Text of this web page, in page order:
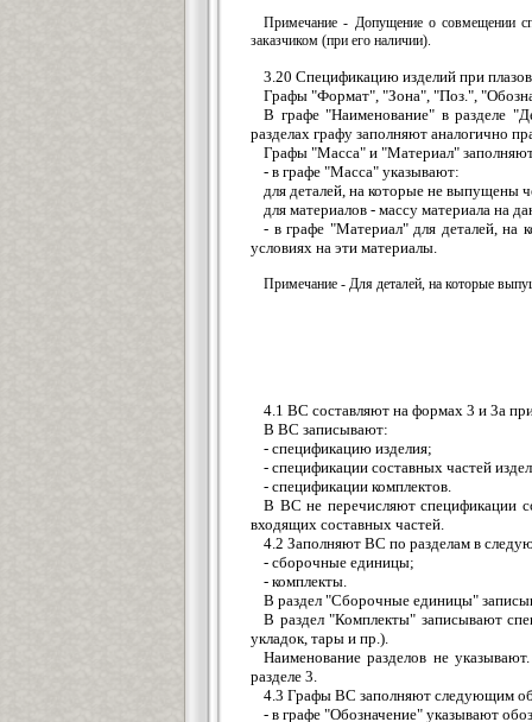
Примечание - Допущение о совмещении
заказчиком (при его наличии).
3.20 Спецификацию изделий при
Графы "Формат", "Зона", "Поз.",
В графе "Наименование" в разделе
разделах графу заполняют аналогично
Графы "Масса" и "Материал"
- в графе "Масса" указывают:
для деталей, на которые не выпущены
для материалов - массу материала на
- в графе "Материал" для деталей, на
условиях на эти материалы.
Примечание - Для деталей, на которые
4.1 ВС составляют на формах 3 и 3а
В ВС записывают:
- спецификацию изделия;
- спецификации составных частей
- спецификации комплектов.
В ВС не перечисляют спецификации
входящих составных частей.
4.2 Заполняют ВС по разделам в
- сборочные единицы;
- комплекты.
В раздел "Сборочные единицы"
В раздел "Комплекты" записывают
укладок, тары и пр.).
Наименование разделов не
разделе 3.
4.3 Графы ВС заполняют следующим
- в графе "Обозначение" указывают